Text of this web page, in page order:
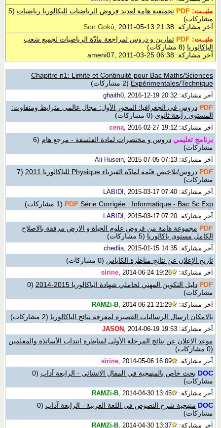
مثبــت: PDF تجميعية هامة لعديد فروض الرياضيات للبكالوريا رياضيات
(5
مشاركات)
آخر مشاركة:
Son Gokû , 2011-05-13 21:38
مثبــت: PDF تمارين و دروس لمراجعة مادّة الرياضيات لجميع شعب
الباكالوريا (8 مشاركات)
آخر مشاركة: ameni07, 2011-03-25 06:38
Chapitre n1: Limite et Continuité pour Bac Maths/Sciences
Expérimentales/Technique (2 مشاركات)
آخر مشاركة: ghaith0, 2016-12-19 20:32
PDF دروس في الجغرافيا: المحور الأول: مجال عالمي مترابط ومتفاوت:
المستوى رابعة ثانوي (0 مشاركات)
آخر مشاركة: cena, 2016-02-27 19:12
برنامج تعليمي دروس و مختصرات لمادة الفلسفة - مرجع هام
(6
مشاركات)
آخر مشاركة: Ali Husein, 2015-07-05 07:13
PDF دروس/تلاخيص قيّمة لمادّة الفيزياء Physique للباكالوريا 2011
(7
مشاركات)
آخر مشاركة: LABIDI , 2015-03-17 07:40
PDF Série Corrigée : Informatique - Bac Sc Exp (1 مشاركات)
آخر مشاركة: LABIDI , 2015-03-17 07:20
PDF مجموعة هامة من فروض علوم الحياة و الارض مرفقة بالاصلاح
الكامل مستوى باكالوريا (5 مشاركات)
آخر مشاركة: chedlia, 2015-01-15 14:35
تاريخ الإعلان عن نتائج مناظرة الكاباس (0 مشاركات)
آخر مشاركة: sirine, 2014-06-24 19:26
PDF دليل التكوين المهني لحاملي شهادة الباكالوريا 2015-2014
(0
مشاركات)
آخر مشاركة: RAMZi-B, 2014-06-21 21:29
بالامكان ارسال الرساليات القصيرة لمعرفة نتائج الباكالوريا (2 مشاركات)
آخر مشاركة: JASON , 2014-06-19 19:53
موعد الإعلان عن نتائج المرحلة الأولى لمناظرة انتداب الأساتذة والمعلمين
(0 مشاركات)
آخر مشاركة: sirine, 2014-05-06 16:09
DOC بحث خاص بالمنهجية في المقال الانشائي - الرابعة آداب
(0
مشاركات)
آخر مشاركة: RAMZi-B, 2014-04-30 13:45
DOC منهجية شرح النصوص في اللغة العربية - الرابعة آداب
(0
مشاركات)
آخر مشاركة: RAMZi-B, 2014-04-30 13:37